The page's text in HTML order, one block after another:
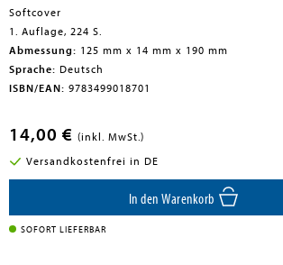
Softcover
1. Auflage, 224 S.
Abmessung: 125 mm x 14 mm x 190 mm
Sprache: Deutsch
ISBN/EAN: 9783499018701
14,00 € (inkl. MwSt.)
Versandkostenfrei in DE
In den Warenkorb
SOFORT LIEFERBAR